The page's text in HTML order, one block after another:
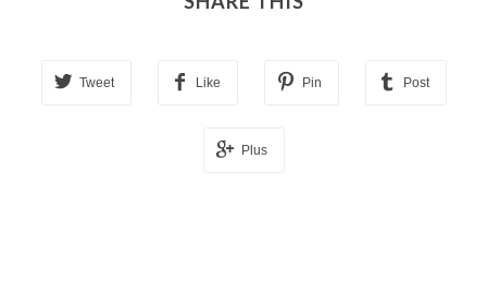
Tweet Like Pin Post
Plus